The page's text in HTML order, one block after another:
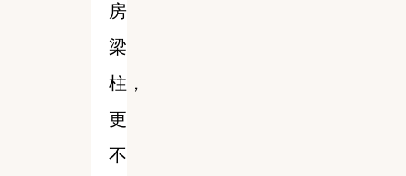
房
梁
柱，
更
不